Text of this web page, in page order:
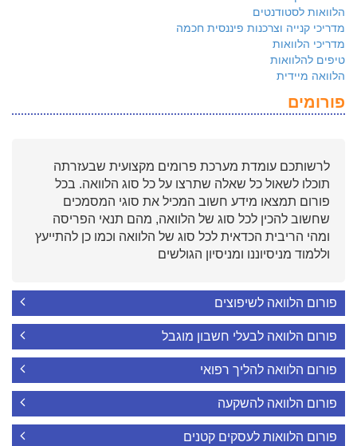
הלוואות לסטודנטים
מדריכי קנייה וצרכנות פיננסית חכמה
מדריכי הלוואות
טיפים להלוואות
הלוואה מיידית
פורומים
לרשותכם עומדת מערכת פרומים מקצועית שבעזרתה
תוכלו לשאול כל שאלה שתרצו על כל סוג הלוואה. בכל
פורום תמצאו מידע חשוב המכיל את סוגי המסמכים
שחשוב להכין לכל סוג של הלוואה, מהם תנאי הפריסה
ומהי הריבית הכדאית לכל סוג של הלוואה וכמו כן להתייעץ
וללמוד מניסיוננו ומניסיון הגולשים
פורום הלוואה לשיפוצים
פורום הלוואה לבעלי חשבון מוגבל
פורום הלוואה להליך רפואי
פורום הלוואה להשקעה
פורום הלוואות לעסקים קטנים